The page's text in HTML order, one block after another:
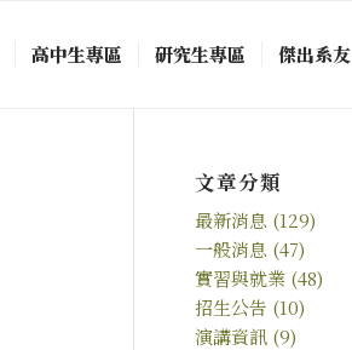
高中生專區 研究生專區 傑出系友
文章分類
最新消息 (129)
一般消息 (47)
實習與就業 (48)
招生公告 (10)
演講資訊 (9)